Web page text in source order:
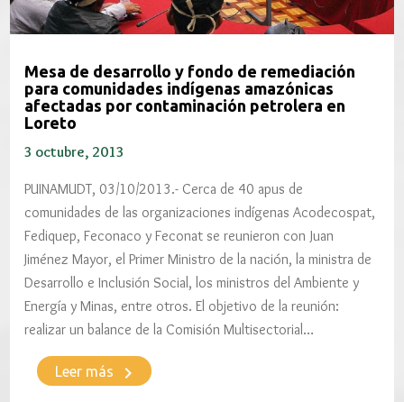
Mesa de desarrollo y fondo de remediación
para comunidades indígenas amazónicas
afectadas por contaminación petrolera en
Loreto
3 octubre, 2013
PUINAMUDT, 03/10/2013.- Cerca de 40 apus de
comunidades de las organizaciones indígenas Acodecospat,
Fediquep, Feconaco y Feconat se reunieron con Juan
Jiménez Mayor, el Primer Ministro de la nación, la ministra de
Desarrollo e Inclusión Social, los ministros del Ambiente y
Energía y Minas, entre otros. El objetivo de la reunión:
realizar un balance de la Comisión Multisectorial…
Leer más keyboard_arrow_right